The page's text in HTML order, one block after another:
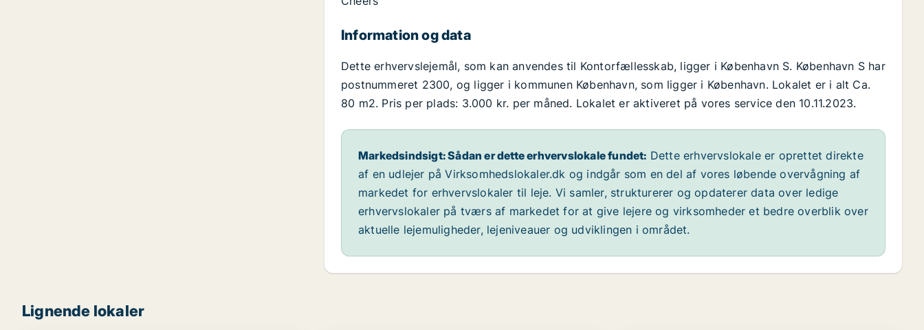
Information og data
Dette erhvervslejemål, som kan anvendes til Kontorfællesskab, ligger i København S. København S har
postnummeret 2300, og ligger i kommunen København, som ligger i København. Lokalet er i alt Ca.
80 m2. Pris per plads: 3.000 kr. per måned. Lokalet er aktiveret på vores service den 10.11.2023.
Markedsindsigt: Sådan er dette erhvervslokale fundet: Dette erhvervslokale er oprettet direkte
af en udlejer på Virksomhedslokaler.dk og indgår som en del af vores løbende overvågning af
markedet for erhvervslokaler til leje. Vi samler, strukturerer og opdaterer data over ledige
erhvervslokaler på tværs af markedet for at give lejere og virksomheder et bedre overblik over
aktuelle lejemuligheder, lejeniveauer og udviklingen i området.
Lignende lokaler